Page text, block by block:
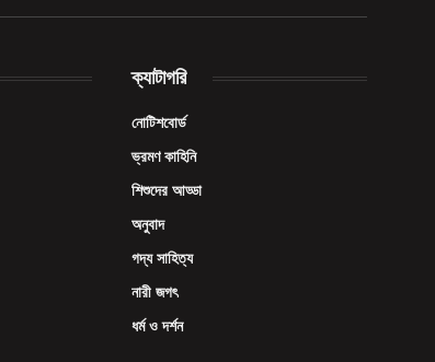
ক্যাটাগরি
নোটিশবোর্ড
ভ্রমণ কাহিনি
শিশুদের আড্ডা
অনুবাদ
গদ্য সাহিত্য
নারী জগৎ
ধর্ম ও দর্শন